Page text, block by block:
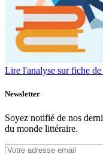
Lire l'analyse sur fiche de
Newsletter
Soyez notifié de nos
du monde littéraire.